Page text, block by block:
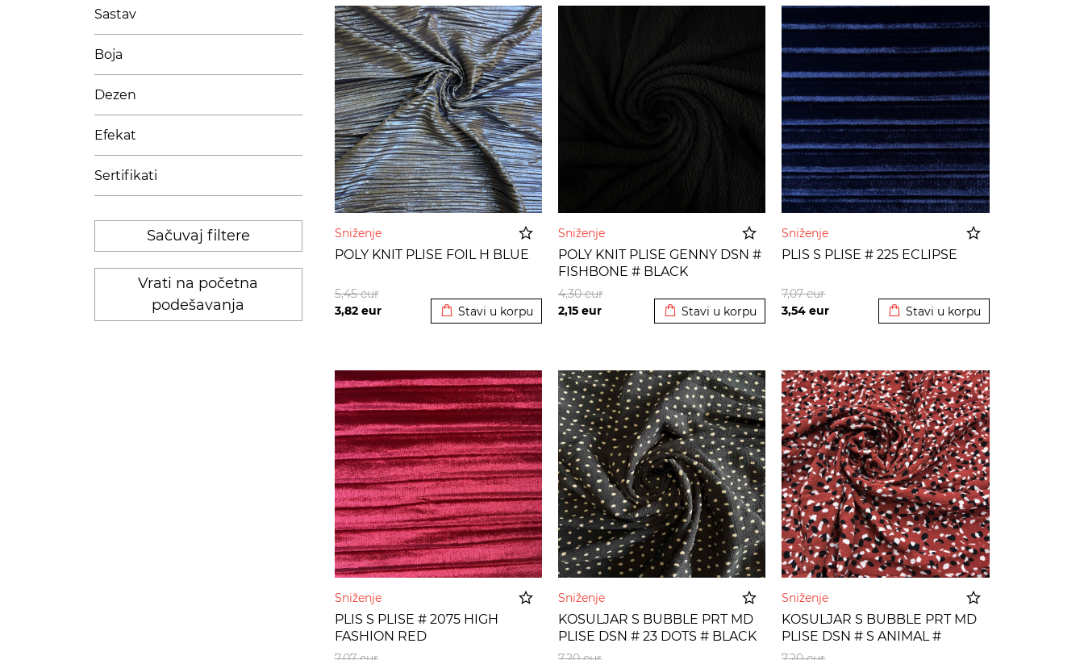
Sastav
Boja
Dezen
Efekat
Sertifikati
Sačuvaj filtere
Vrati na početna
podešavanja
Sniženje
POLY KNIT PLISE FOIL H BLUE
3,82 eur
5,45eur
Stavi u korpu
Sniženje
POLY KNIT PLISE GENNY DSN #
FISHBONE # BLACK
2,15 eur
4,30eur
Stavi u korpu
Sniženje
PLIS S PLISE # 225 ECLIPSE
3,54eur
7,07eur
Stavi u korpu
Sniženje
PLIS S PLISE # 2075 HIGH
FASHION RED
Sniženje
KOSULJAR S BUBBLE PRT MD
PLISE DSN # 23 DOTS # BLACK
ESTUCO BEIGE
Sniženje
KOSULJAR S BUBBLE PRT MD
PLISE DSN # S ANIMAL #
CATCHUP BLACK